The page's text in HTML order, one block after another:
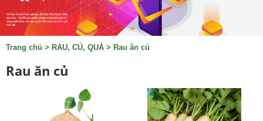
Trang chủ > RAU, CỦ, QUẢ > Rau ăn củ
Rau ăn củ